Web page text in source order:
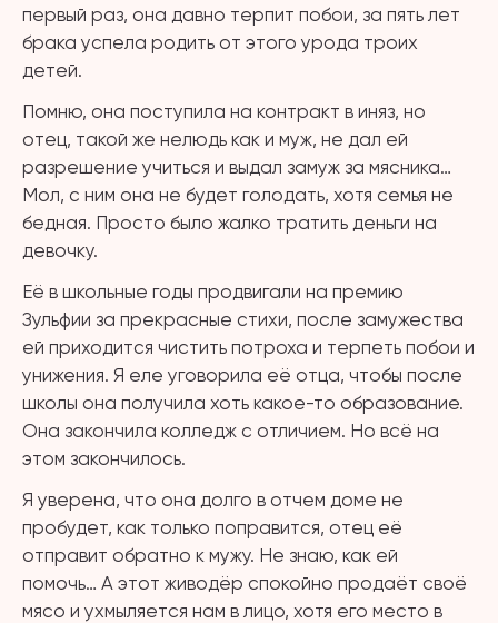
первый раз, она давно терпит побои, за пять лет
брака успела родить от этого урода троих
детей.
Помню, она поступила на контракт в иняз, но
отец, такой же нелюдь как и муж, не дал ей
разрешение учиться и выдал замуж за мясника…
Мол, с ним она не будет голодать, хотя семья не
бедная. Просто было жалко тратить деньги на
девочку.
Её в школьные годы продвигали на премию
Зульфии за прекрасные стихи, после замужества
ей приходится чистить потроха и терпеть побои и
унижения. Я еле уговорила её отца, чтобы после
школы она получила хоть какое-то образование.
Она закончила колледж с отличием. Но всё на
этом закончилось.
Я уверена, что она долго в отчем доме не
пробудет, как только поправится, отец её
отправит обратно к мужу. Не знаю, как ей
помочь… А этот живодёр спокойно продаёт своё
мясо и ухмыляется нам в лицо, хотя его место в